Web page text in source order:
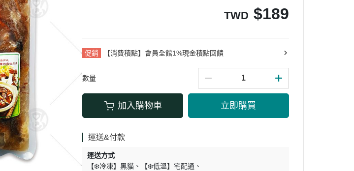
TWD $189
促銷 【消費積點】會員全館1%現金積點回饋
數量
加入購物車 立即購買
運送&付款
運送方式
【❄️冷凍】黑貓
【❄️低溫】宅配通